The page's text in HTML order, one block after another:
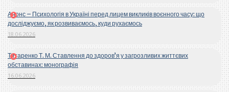
Анонс – Психологія в Україні перед лицем викликів воєнного часу: що
досліджуємо, як розвиваємось, куди рухаємось
18.06.2026
Титаренко Т. М. Ставлення до здоров’я у загрозливих життєвих
обставинах: монографія
16.06.2026